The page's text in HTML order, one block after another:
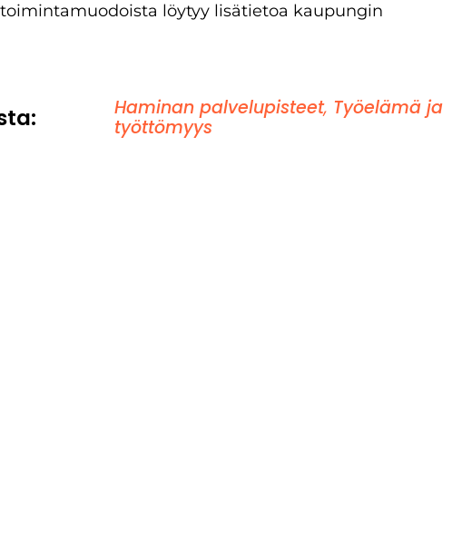
löytyy lisätietoa kaupungin
Haminan palvelupisteet, Työelämä ja
työttömyys